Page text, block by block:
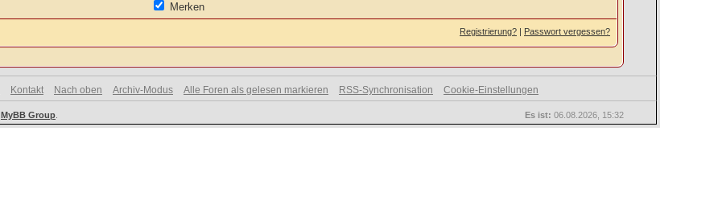
Merken
Registrierung? | Passwort vergessen?
Kontakt Nach oben Archiv-Modus Alle Foren als gelesen markieren RSS-Synchronisation Cookie-Einstellungen
Es ist: 06.08.2026, 15:32
MyBB Group